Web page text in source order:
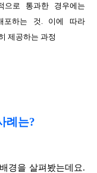
으로 통과한 경우에는
포하는 것. 이에 따라
제공하는 과정
례는?
경을 살펴봤는데요.